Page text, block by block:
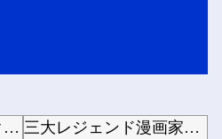
第31回 エルムステークス(GⅢ)
三大レジェンド漫画家「手塚治虫」「藤子F」他